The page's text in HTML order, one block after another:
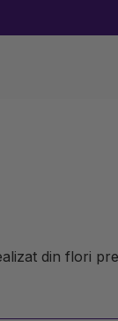
din flori